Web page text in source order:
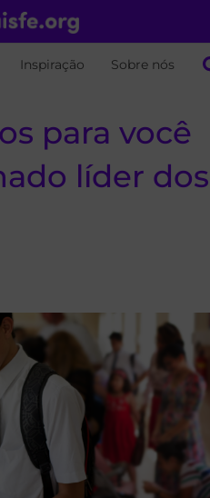
Inspiração Sobre nós
para você
líder dos